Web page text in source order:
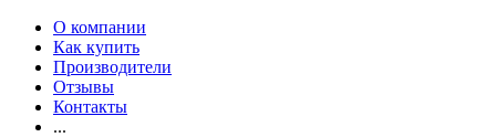
О компании
Как купить
Производители
Отзывы
Контакты
...